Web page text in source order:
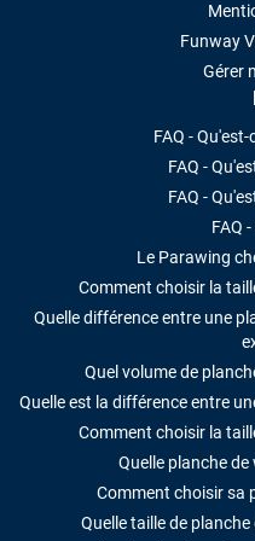
Funway
Gérer
FAQ -
FAQ -
FAQ -
FAQ
Le Parawing
Comment choisir la
Quelle différence entre une
Quel volume de
Quelle est la différence entre
Comment choisir la
Quelle planche
Comment choisir sa
Quelle taille de